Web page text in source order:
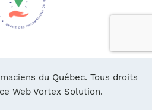
du Québec. Tous droits
Web Vortex Solution.